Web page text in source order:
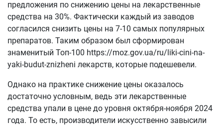
предложения по снижению цены на лекарственные
средства на 30%. Фактически каждый из заводов
согласился снизить цены на 7-10 самых популярных
препаратов. Таким образом был сформирован
знаменитый Топ-100 https://moz.gov.ua/ru/liki-cini-na-
yaki-budut-znizheni лекарств, которые подешевели.
Однако на практике снижение цены оказалось
достаточно условным, ведь эти лекарственные
средства упали в цене до уровня октября-ноября 2024
года. То есть, производители искусственно завысили